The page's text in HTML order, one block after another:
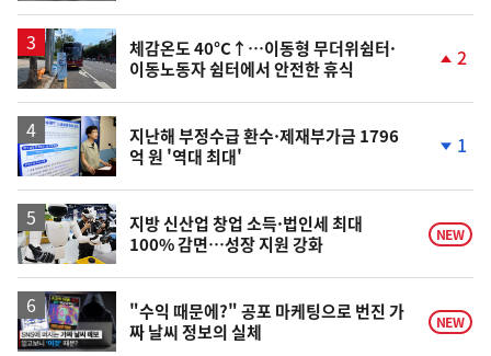
체감온도 40°C↑…이동형 무더위쉼터·
이동노동자 쉼터에서 안전한 휴식
2
지난해 부정수급 환수·제재부가금 1796
억 원 '역대 최대'
락
1
지방 신산업 창업 소득·법인세 최대
100% 감면…성장 지원 강화
NEW
영
상
"수익 때문에?" 공포 마케팅으로 번진 가
짜 날씨 정보의 실체
NEW